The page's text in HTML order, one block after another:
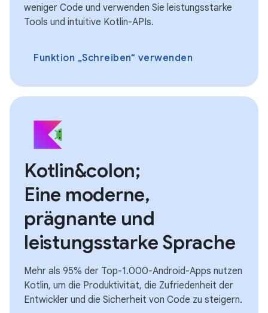
weniger Code und verwenden Sie leistungsstarke
Tools und intuitive Kotlin-APIs.
Funktion „Schreiben“ verwenden
Kotlin&colon;
Eine moderne,
prägnante und
leistungsstarke Sprache
Mehr als 95% der Top-1.000-Android-Apps nutzen
Kotlin, um die Produktivität, die Zufriedenheit der
Entwickler und die Sicherheit von Code zu steigern.